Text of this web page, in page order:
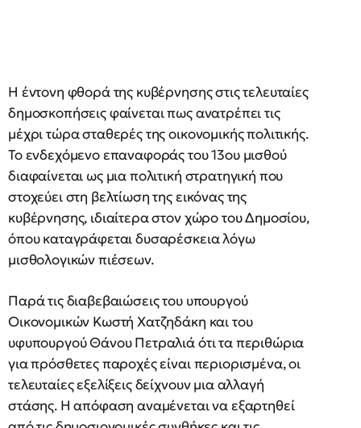
Η έντονη φθορά της κυβέρνησης στις τελευταίες
δημοσκοπήσεις φαίνεται πως ανατρέπει τις
μέχρι τώρα σταθερές της οικονομικής πολιτικής.
Το ενδεχόμενο επαναφοράς του 13ου μισθού
διαφαίνεται ως μια πολιτική στρατηγική που
στοχεύει στη βελτίωση της εικόνας της
κυβέρνησης, ιδιαίτερα στον χώρο του Δημοσίου,
όπου καταγράφεται δυσαρέσκεια λόγω
μισθολογικών πιέσεων.
Παρά τις διαβεβαιώσεις του υπουργού
Οικονομικών Κωστή Χατζηδάκη και του
υφυπουργού Θάνου Πετραλιά ότι τα περιθώρια
για πρόσθετες παροχές είναι περιορισμένα, οι
τελευταίες εξελίξεις δείχνουν μια αλλαγή
στάσης. Η απόφαση αναμένεται να εξαρτηθεί